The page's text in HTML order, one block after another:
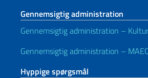
Gennemsigtig administration
Gennemsigtig administration –
Gennemsigtig administration –
Hyppige spørgsmål